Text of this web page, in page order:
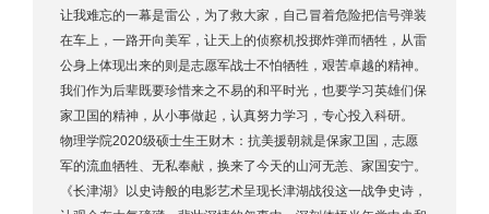
让我难忘的一幕是雷公，为了救大家，自己冒着危险把信号弹装
在车上，一路开向美军，让天上的侦察机投掷炸弹而牺牲，从雷
公身上体现出来的则是志愿军战士不怕牺牲，艰苦卓越的精神。
我们作为后辈既要珍惜来之不易的和平时光，也要学习英雄们保
家卫国的精神，从小事做起，认真努力学习，专心投入科研。
物理学院2020级硕士生王财木：抗美援朝就是保家卫国，志愿
军的流血牺牲、无私奉献，换来了今天的山河无恙、家国安宁。
《长津湖》以史诗般的电影艺术呈现长津湖战役这一战争史诗，